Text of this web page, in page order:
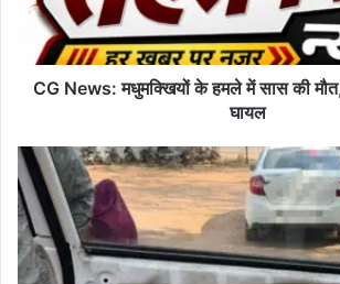
सास
मौत,
दामाद
से
घायल
CG News: मधुमक्खियों के हमले में सास की
घायल
नशा
तस्करी
का
‘हाईटेक’
तरीका
फेल: